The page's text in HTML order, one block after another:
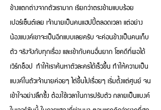
ข้างแตกต่างจากตัวเรามาก เรียกว่าตรงข้ามแบบร้อย
เปอร์เซ็นต์เลย เจ้านายเป็นคนแฮปปี้ตลอดเวลา แต่อย่าง
น้องแบงค์เขาจะเป็นอีกแบบเลยครับ จะค่อนข้างเป็นคนเก็บ
ตัว จริงจังกับทุกเรื่อง และเข้ากับคนอื่นยาก โชคดีที่พอได้
เวิร์กช็อป ทําให้เราค้นหาตัวละครได้เร็วขึ้น ทำให้ความเป็น
แบงค์ในตัวเจ้านายค่อยๆ ไต่ขึ้นไปเรื่อยๆ เริ่มตั้งแต่ศูนย์ จน
เข้าใจอย่างลึกซึ้ง ต้องใช้เวลาในการปรับตัว กลายเป็นแบงค์